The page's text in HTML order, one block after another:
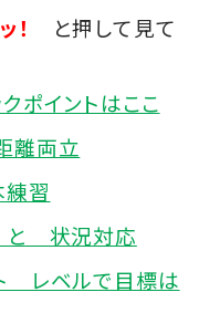
！
と押して見て
ポイントはここ
離両立
習
と 状況対応
レベルで目標は